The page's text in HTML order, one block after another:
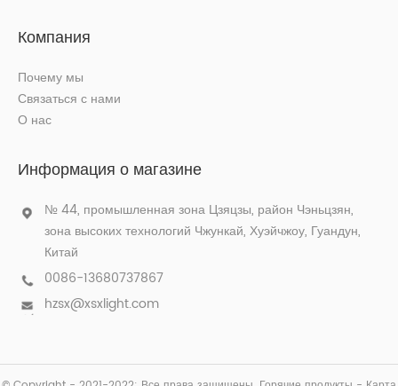
Компания
Почему мы
Связаться с нами
О нас
Информация о магазине
№ 44, промышленная зона Цзяцзы, район Чэньцзян,
зона высоких технологий Чжункай, Хуэйчжоу, Гуандун,
Китай
0086-13680737867
hzsx@xsxlight.com